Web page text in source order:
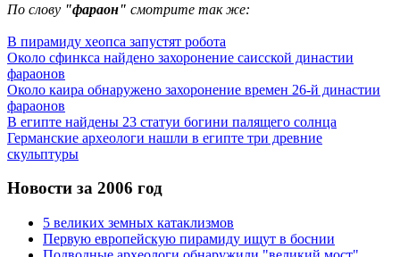
По слову "фараон" смотрите так же:
В пирамиду хеопса запустят робота
Около сфинкса найдено захоронение саисской династии
фараонов
Около каира обнаружено захоронение времен 26-й династии
фараонов
В египте найдены 23 статуи богини палящего солнца
Германские археологи нашли в египте три древние
скульптуры
Новости за 2006 год
5 великих земных катаклизмов
Первую европейскую пирамиду ищут в боснии